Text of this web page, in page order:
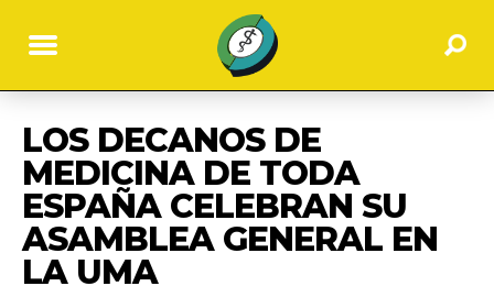
LOS DECANOS DE
MEDICINA DE TODA
ESPAÑA CELEBRAN SU
ASAMBLEA GENERAL EN
LA UMA